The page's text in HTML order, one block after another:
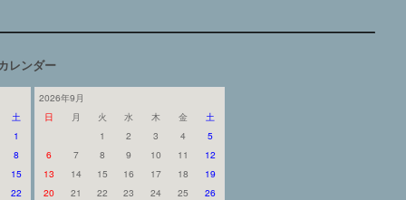
レンダー
土
1
8
15
22
2026年9月
日
月 火 水 木 金
土
1
2 3 4
5
6
7 8 9 10 11
12
13
14 15 16 17 18
19
20
21 22 23 24 25
26